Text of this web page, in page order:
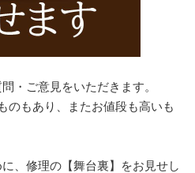
・ご意見をいただきます。
のもあり、またお値段も高いも
、修理の【舞台裏】をお見せし